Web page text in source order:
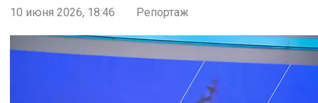
10 июня 2026, 18:46 Репортаж